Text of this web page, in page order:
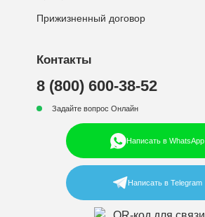
Прижизненный договор
Контакты
8 (800) 600-38-52
Задайте вопрос Онлайн
Написать в WhatsApp
Написать в Telegram